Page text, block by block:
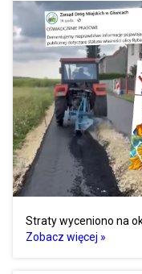
Straty wyceniono na
Zobacz więcej »